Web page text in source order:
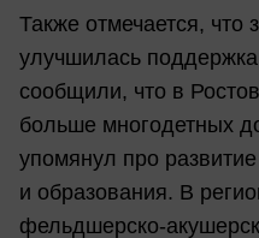
Также отмечается, что
улучшилась
сообщили, что в
больше многодетных
упомянул про
и образования. В
фельдшерско-